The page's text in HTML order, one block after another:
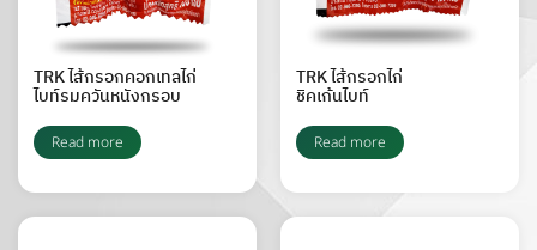
TRK ไส้กรอกคอกเทลไก่
ไบท์รมควันหนังกรอบ
Read more
TRK ไส้กรอกไก่
ชิคเก้นไบท์
Read more